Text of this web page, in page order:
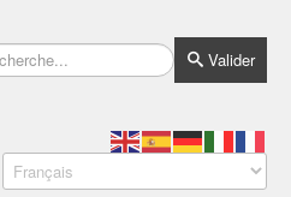
Valider